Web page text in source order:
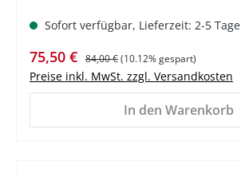
Sofort verfügbar, Lieferzeit: 2-5 Tage
Verkaufspreis:
75,50 € Regulärer Preis:
84,00 €(10.12% gespart)
Preise inkl. MwSt. zzgl. Versandkosten
In den Warenkorb